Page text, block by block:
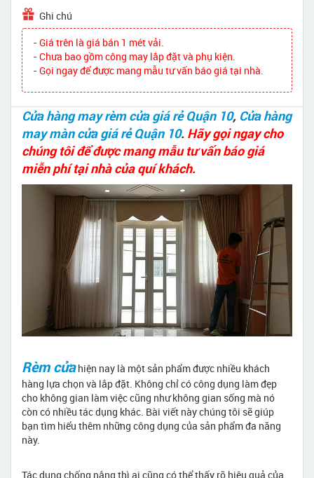
Ghi chú
- Giá trên là giá bán 1 mét vải.
- Chưa bao gồm công may lắp đặt và phụ kiện.
- Gọi ngay để được mang mẫu tư vấn báo giá tại nhà.
Cửa hàng may rèm cửa giá rẻ Quận 10, Cửa hàng
may màn cửa giá rẻ Quận 10. Hãy gọi ngay cho
chúng tôi để được mang mẫu tư vấn báo giá
miễn phí tại nhà của quí khách.
Rèm cửahiện nay là một sản phẩm được nhiều khách
hàng lựa chọn và lắp đặt. Không chỉ có công dụng làm đẹp
cho không gian làm việc cũng như không gian sống mà nó
còn có nhiều tác dụng khác. Bài viết này chúng tôi sẽ giúp
bạn tìm hiểu thêm những công dụng của sản phẩm đa năng
này.
Tác dụng chống nắng thì ai cũng có thể thấy rõ hiệu quả của